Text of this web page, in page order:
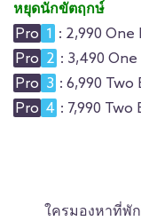
หยุดนักขัตฤกษ์
Pro 1 : 2,990
Pro 2 : 3,490
Pro 3 : 6,990
Pro 4 : 7,990
ใครมองหาที่พั